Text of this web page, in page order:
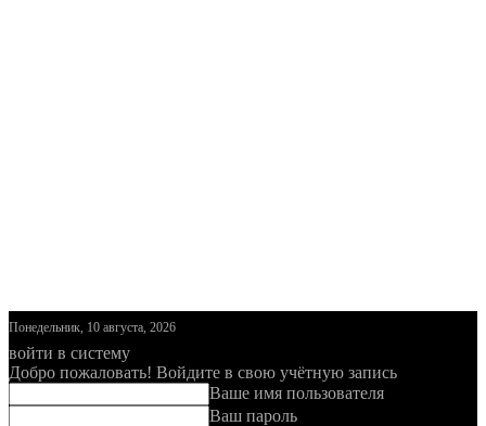
Понедельник, 10 августа, 2026
войти в систему
Добро пожаловать! Войдите в свою учётную запись
Ваше имя пользователя
Ваш пароль